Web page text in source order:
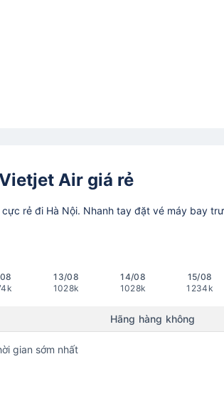
Air giá rẻ
rẻ đi Hà Nội. Nhanh tay đặt vé máy bay
13/08
1028k
14/08
1028k
15/08
1234k
Hãng hàng không
gian sớm nhất